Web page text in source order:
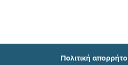
Πολιτική